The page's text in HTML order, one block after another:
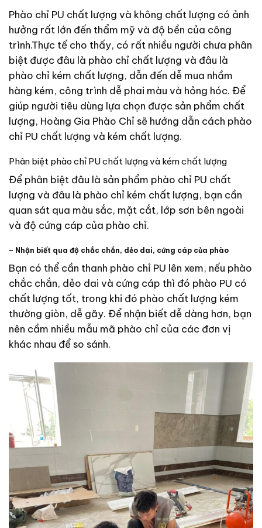
Phào chỉ PU chất lượng và không chất lượng có ảnh
hưởng rất lớn đến thẩm mỹ và độ bền của công
trình.Thực tế cho thấy, có rất nhiều người chưa phân
biệt được đâu là phào chỉ chất lượng và đâu là
phào chỉ kém chất lượng, dẫn đến dễ mua nhầm
hàng kém, công trình dễ phai màu và hỏng hóc. Để
giúp người tiêu dùng lựa chọn được sản phẩm chất
lượng, Hoàng Gia Phào Chỉ sẽ hướng dẫn cách phào
chỉ PU chất lượng và kém chất lượng.
Phân biệt phào chỉ PU chất lượng và kém chất lượng
Để phân biệt đâu là sản phẩm phào chỉ PU chất
lượng và đâu là phào chỉ kém chất lượng, bạn cần
quan sát qua màu sắc, mặt cắt, lớp sơn bên ngoài
và độ cứng cáp của phào chỉ.
– Nhận biết qua độ chắc chắn, dẻo dai, cứng cáp của phào
Bạn có thể cần thanh phào chỉ PU lên xem, nếu phào
chắc chắn, dẻo dai và cứng cáp thì đó phào PU có
chất lượng tốt, trong khi đó phào chất lượng kém
thường giòn, dễ gãy. Để nhận biết dễ dàng hơn, bạn
nên cầm nhiều mẫu mã phào chỉ của các đơn vị
khác nhau để so sánh.